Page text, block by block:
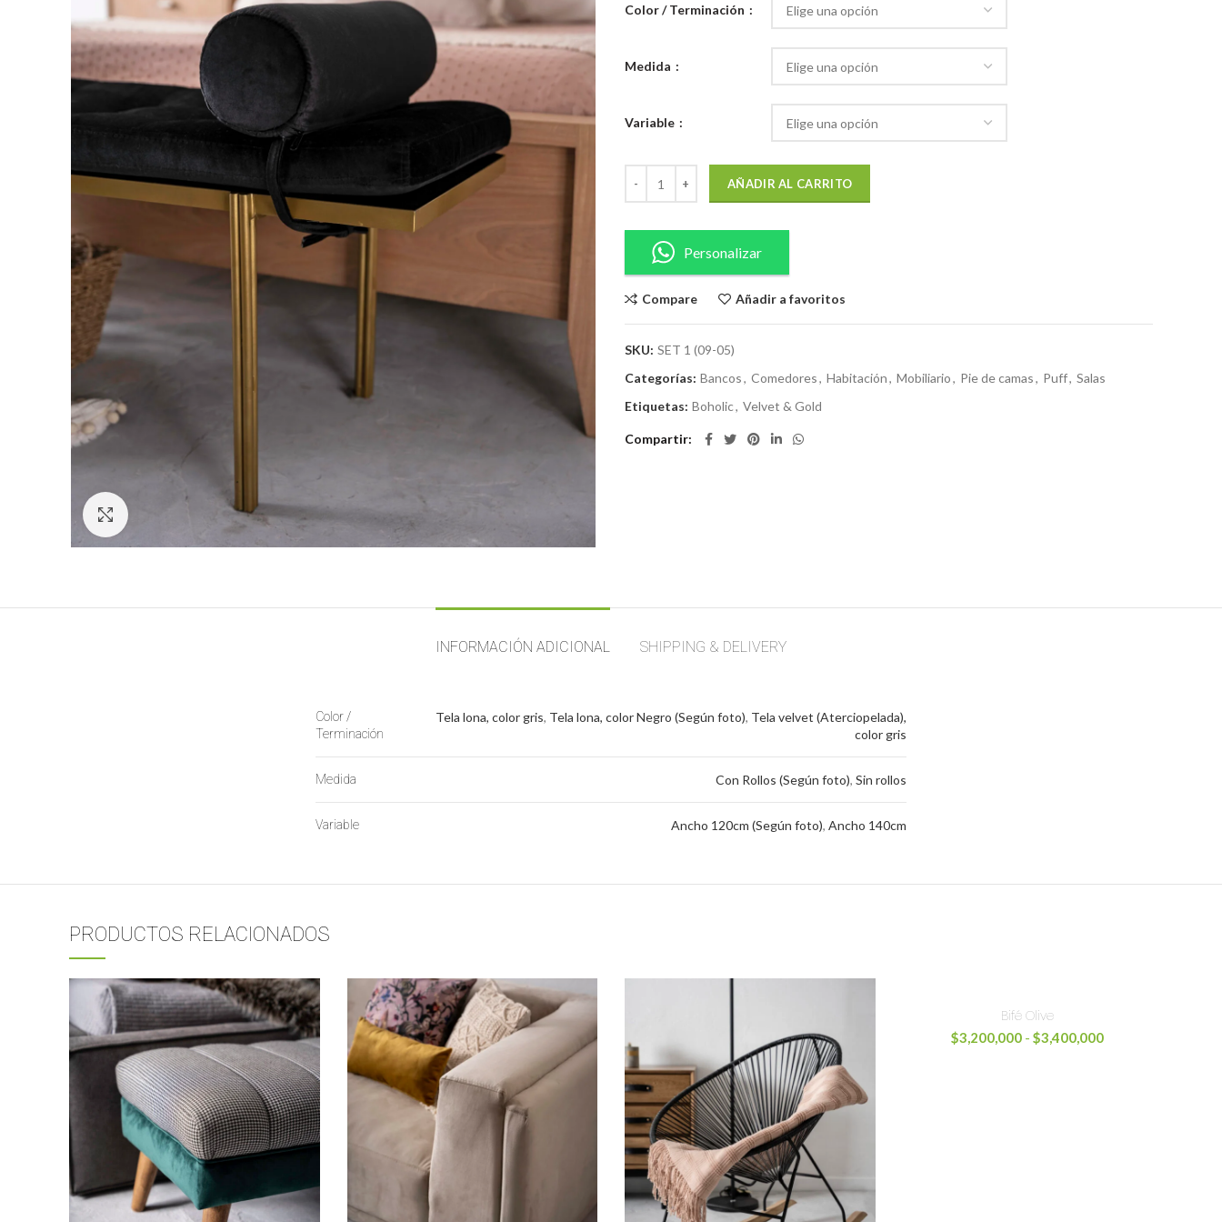
Color / Terminación
Medida
Variable
AÑADIR AL CARRITO
Personalizar
Compare Añadir a favoritos
SKU: SET 1 (09-05)
Categorías: Bancos, Comedores, Habitación, Mobiliario, Pie de camas, Puff, Salas
Etiquetas: Boholic, Velvet & Gold
Compartir
INFORMACIÓN ADICIONAL SHIPPING & DELIVERY
Color /
Terminación
Tela lona, color gris, Tela lona, color Negro (Según foto), Tela velvet (Aterciopelada),
color gris
Medida Con Rollos (Según foto), Sin rollos
Variable Ancho 120cm (Según foto), Ancho 140cm
PRODUCTOS RELACIONADOS
Bifé Olive
$3,200,000 - $3,400,000